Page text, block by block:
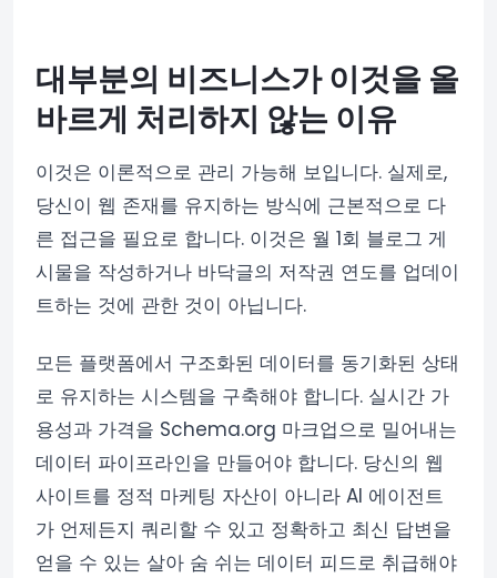
대부분의 비즈니스가 이것을 올
바르게 처리하지 않는 이유
이것은 이론적으로 관리 가능해 보입니다. 실제로,
당신이 웹 존재를 유지하는 방식에 근본적으로 다
른 접근을 필요로 합니다. 이것은 월 1회 블로그 게
시물을 작성하거나 바닥글의 저작권 연도를 업데이
트하는 것에 관한 것이 아닙니다.
모든 플랫폼에서 구조화된 데이터를 동기화된 상태
로 유지하는 시스템을 구축해야 합니다. 실시간 가
용성과 가격을 Schema.org 마크업으로 밀어내는
데이터 파이프라인을 만들어야 합니다. 당신의 웹
사이트를 정적 마케팅 자산이 아니라 AI 에이전트
가 언제든지 쿼리할 수 있고 정확하고 최신 답변을
얻을 수 있는 살아 숨 쉬는 데이터 피드로 취급해야